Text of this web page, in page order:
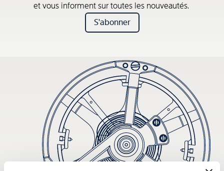
et vous informent sur toutes les nouveautés.
S'abonner